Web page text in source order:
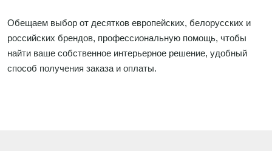
Обещаем выбор от десятков европейских, белорусских и
российских брендов, профессиональную помощь, чтобы
найти ваше собственное интерьерное решение, удобный
способ получения заказа и оплаты.